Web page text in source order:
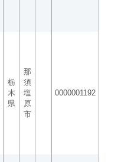
栃
木
県
那
須
塩
原
市
0000001192